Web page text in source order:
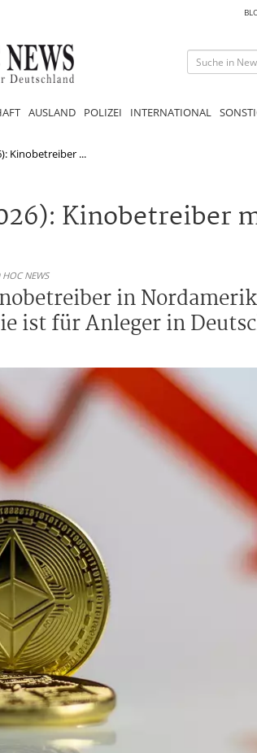
AUSLAND POLIZEI INTERNATIONAL
Kinobetreiber ...
Kinobetreiber
NEWS
in
ist für Anleger in